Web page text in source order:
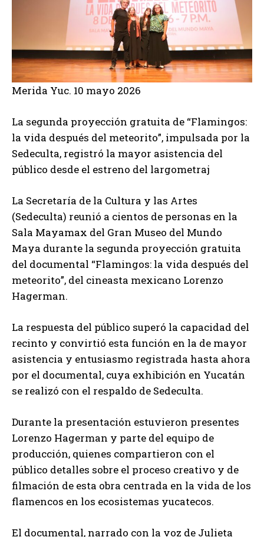
Merida Yuc. 10 mayo 2026
La segunda proyección gratuita de “Flamingos:
la vida después del meteorito”, impulsada por la
Sedeculta, registró la mayor asistencia del
público desde el estreno del largometraj
La Secretaría de la Cultura y las Artes
(Sedeculta) reunió a cientos de personas en la
Sala Mayamax del Gran Museo del Mundo
Maya durante la segunda proyección gratuita
del documental “Flamingos: la vida después del
meteorito”, del cineasta mexicano Lorenzo
Hagerman.
La respuesta del público superó la capacidad del
recinto y convirtió esta función en la de mayor
asistencia y entusiasmo registrada hasta ahora
por el documental, cuya exhibición en Yucatán
se realizó con el respaldo de Sedeculta.
Durante la presentación estuvieron presentes
Lorenzo Hagerman y parte del equipo de
producción, quienes compartieron con el
público detalles sobre el proceso creativo y de
filmación de esta obra centrada en la vida de los
flamencos en los ecosistemas yucatecos.
El documental, narrado con la voz de Julieta